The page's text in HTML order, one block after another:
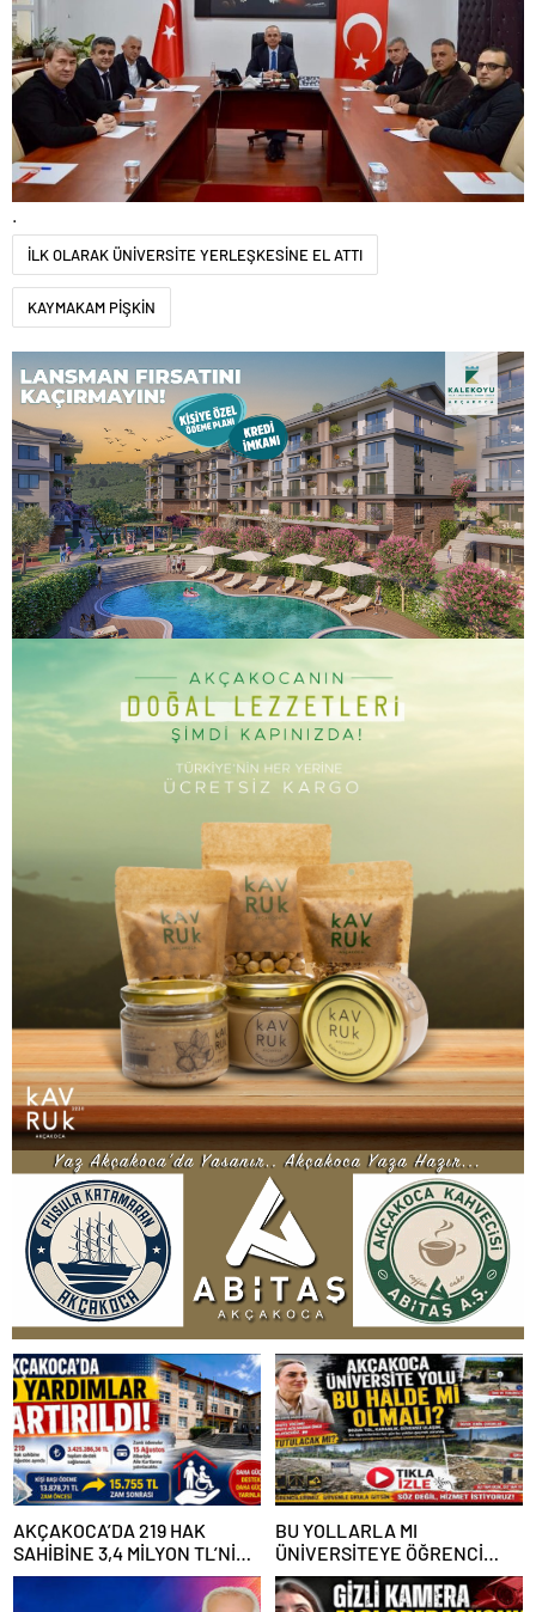
İLK OLARAK ÜNİVERSİTE YERLEŞKESİNE EL ATTI
KAYMAKAM PİŞKİN
AKÇAKOCA’DA 219 HAK
SAHİBİNE 3,4 MİLYON TL’NİN
ÜZERİNDE DESTEK
BU YOLLARLA MI
ÜNİVERSİTEYE ÖĞRENCİ
ÇAĞIRACAĞIZ?